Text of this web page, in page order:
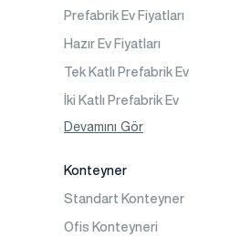
Prefabrik WC Duş Binaları
Şantiye Mobilizasyon
Şantiye Kamp Binaları
Prefabrik Ev Fiyatları
Hazır Ev Fiyatları
Tek Katlı Prefabrik Ev
İki Katlı Prefabrik Ev
Tek Katlı Prefabrik Villa
Devamını Gör
Konteyner
Standart Konteyner
Ofis Konteyneri